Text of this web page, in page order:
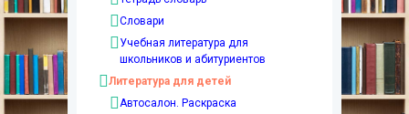
Словари
Учебная литература для
школьников и абитуриентов
Литература для детей
Автосалон. Раскраска